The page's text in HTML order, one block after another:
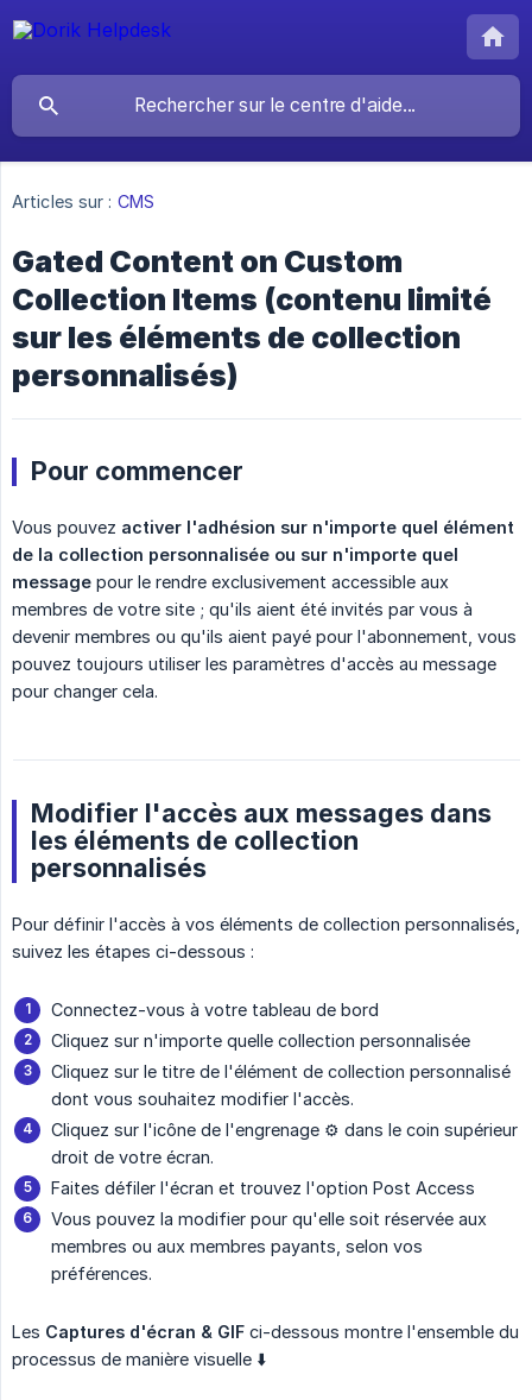
Articles sur : CMS
Gated Content on Custom
Collection Items (contenu limité
sur les éléments de collection
personnalisés)
Pour commencer
Vous pouvez activer l'adhésion sur n'importe quel élément
de la collection personnalisée ou sur n'importe quel
message pour le rendre exclusivement accessible aux
membres de votre site ; qu'ils aient été invités par vous à
devenir membres ou qu'ils aient payé pour l'abonnement, vous
pouvez toujours utiliser les paramètres d'accès au message
pour changer cela.
Modifier l'accès aux messages dans
les éléments de collection
personnalisés
Pour définir l'accès à vos éléments de collection personnalisés,
suivez les étapes ci-dessous :
Connectez-vous à votre tableau de bord
Cliquez sur n'importe quelle collection personnalisée
Cliquez sur le titre de l'élément de collection personnalisé
dont vous souhaitez modifier l'accès.
Cliquez sur l'icône de l'engrenage ⚙️ dans le coin supérieur
droit de votre écran.
Faites défiler l'écran et trouvez l'option Post Access
Vous pouvez la modifier pour qu'elle soit réservée aux
membres ou aux membres payants, selon vos
préférences.
Les Captures d'écran & GIF ci-dessous montre l'ensemble du
processus de manière visuelle ⬇️